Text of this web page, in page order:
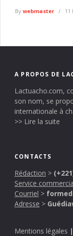
By webmaster 11
A PROPOS DE
Lactuacho.com,
son nom, se
internationale à
>> Lire la suite
CONTACTS
Rédaction >
Service
Courriel >
Adresse >
Mentions légales |